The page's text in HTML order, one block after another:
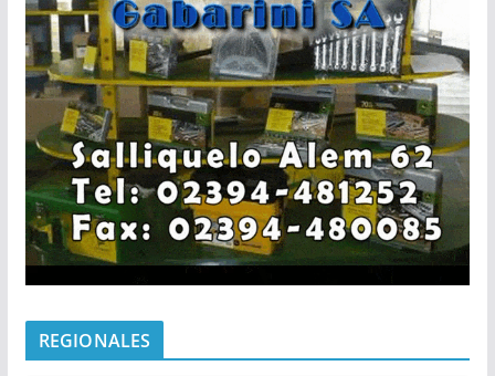
REGIONALES